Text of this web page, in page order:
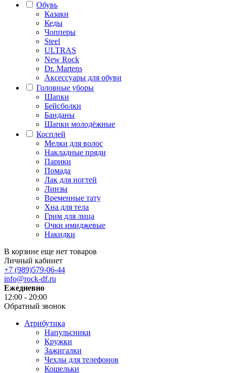
Обувь
Казаки
Кеды
Чопперы
Steel
ULTRAS
New Rock
Dr. Martens
Аксессуары для обуви
Головные уборы
Шапки
Бейсболки
Банданы
Шапки молодёжные
Косплей
Мелки для волос
Накладные пряди
Парики
Помада
Лак для ногтей
Линзы
Временные тату
Хна для тела
Грим для лица
Очки имиджевые
Накидки
В корзине еще нет товаров
Личный кабинет
+7 (989)579-06-44
info@rock-df.ru
Ежедневно
12:00 - 20:00
Обратный звонок
Атрибутика
Напульсники
Кружки
Зажигалки
Чехлы для телефонов
Кошельки